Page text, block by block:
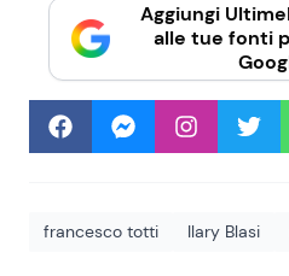
Aggiungi
alle tue fonti
francesco totti Ilary Blasi